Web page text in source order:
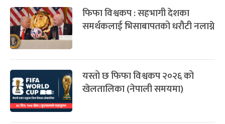
फिफा विश्वकप : सहभागी देशका
समर्थकलाई भिसाबापतको धरौटी नलाग्ने
यस्तो छ फिफा विश्वकप २०२६ को
खेलतालिका (नेपाली समयमा)